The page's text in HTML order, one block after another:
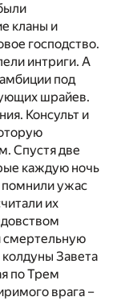
кланы и
господство.
интриги. А
под
шрайев.
Консульт и
Спустя две
каждую ночь
помнили ужас
их
смертельную
Завета
по Трем
врага –